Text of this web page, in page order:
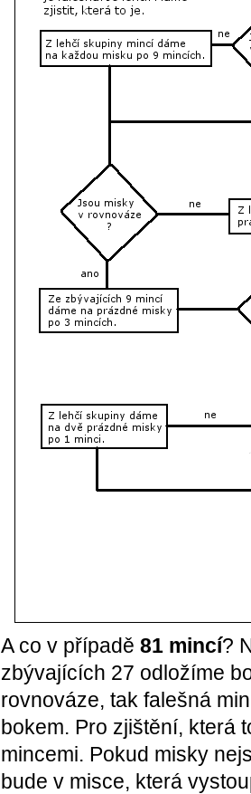
A co v případě 81 mincí?
zbývajících 27 odložíme
rovnováze, tak falešná
bokem. Pro zjištění, která
mincemi. Pokud misky
bude v misce, která